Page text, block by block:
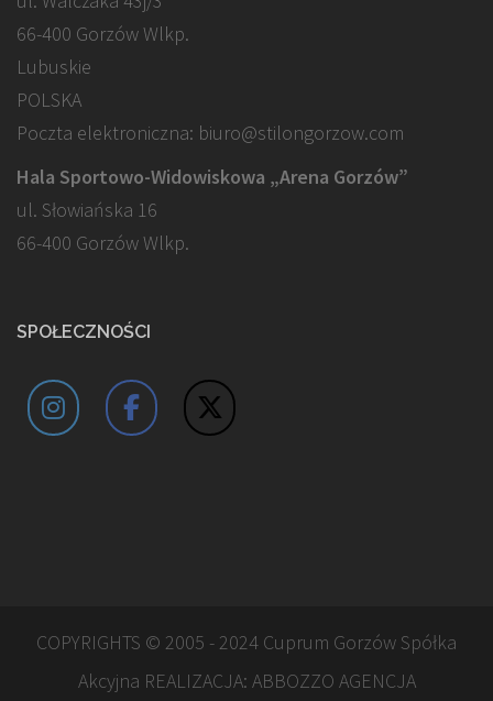
66-400 Gorzów Wlkp.
Lubuskie
POLSKA
Poczta elektroniczna: biuro@stilongorzow.com
Hala Sportowo-Widowiskowa „Arena Gorzów”
ul. Słowiańska 16
66-400 Gorzów Wlkp.
SPOŁECZNOŚCI
COPYRIGHTS © 2005 - 2024 Cuprum Gorzów Spółka
Akcyjna REALIZACJA: ABBOZZO AGENCJA